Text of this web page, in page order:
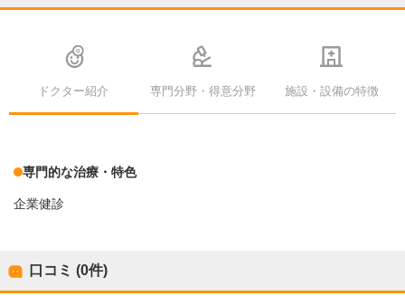
ドクター紹介 専門分野・得意分野 施設・設備の特徴
専門的な治療・特色
企業健診
口コミ (0件)